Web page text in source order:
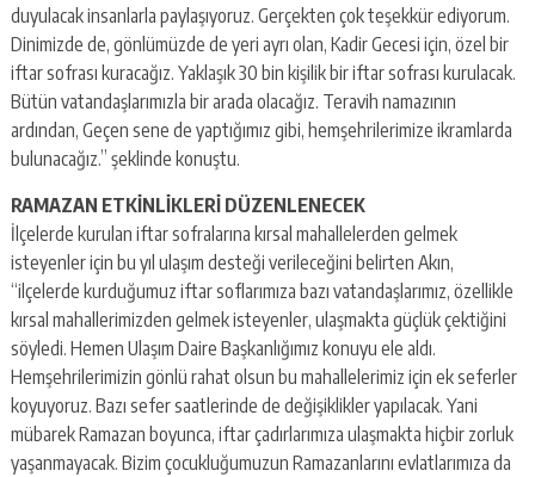
duyulacak insanlarla paylaşıyoruz. Gerçekten çok teşekkür ediyorum.
Dinimizde de, gönlümüzde de yeri ayrı olan, Kadir Gecesi için, özel bir
iftar sofrası kuracağız. Yaklaşık 30 bin kişilik bir iftar sofrası kurulacak.
Bütün vatandaşlarımızla bir arada olacağız. Teravih namazının
ardından, Geçen sene de yaptığımız gibi, hemşehrilerimize ikramlarda
bulunacağız.” şeklinde konuştu.
RAMAZAN ETKİNLİKLERİ DÜZENLENECEK
İlçelerde kurulan iftar sofralarına kırsal mahallelerden gelmek
isteyenler için bu yıl ulaşım desteği verileceğini belirten Akın,
“ilçelerde kurduğumuz iftar soflarımıza bazı vatandaşlarımız, özellikle
kırsal mahallerimizden gelmek isteyenler, ulaşmakta güçlük çektiğini
söyledi. Hemen Ulaşım Daire Başkanlığımız konuyu ele aldı.
Hemşehrilerimizin gönlü rahat olsun bu mahallelerimiz için ek seferler
koyuyoruz. Bazı sefer saatlerinde de değişiklikler yapılacak. Yani
mübarek Ramazan boyunca, iftar çadırlarımıza ulaşmakta hiçbir zorluk
yaşanmayacak. Bizim çocukluğumuzun Ramazanlarını evlatlarımıza da